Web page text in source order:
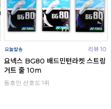
리뷰 10
요넥스 BG80 배드민턴라켓 스트링
거트 줄 10m
동호인 선호도 1위